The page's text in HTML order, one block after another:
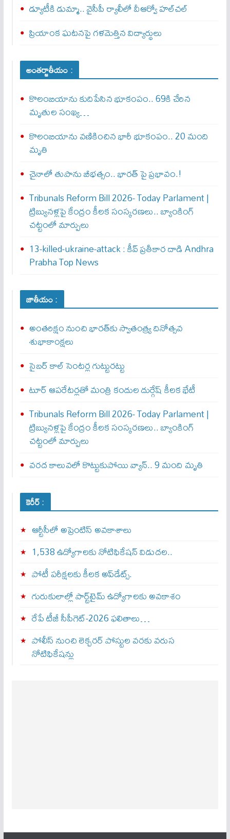
డ్యూటీకి డుమ్మా.. వైసీపీ ర్యాలీలో వీఆర్వో హల్‌చల్‌
ప్రియాంక ఘటనపై గళమెత్తిన విద్యార్థులు
అంతర్జాతీయం :
కొలంబియాను కుదిపేసిన భూకంపం.. 69కి చేరిన
మృతుల సంఖ్య…
కొలంబియాను వణికించిన భారీ భూకంపం.. 20 మంది
మృతి
చైనాలో తుపాను బీభత్సం.. భార‌త్ పై ప్ర‌భావం.!
Tribunals Reform Bill 2026- Today Parlament |
ట్రిబ్యునళ్లపై కేంద్రం కీలక సంస్కరణలు.. బ్యాంకింగ్
చట్టంలో మార్పులు
13-killed-ukraine-attack : కీవ్ ప్ర‌తీకార దాడి Andhra
Prabha Top News
జాతీయం :
అంతరిక్షం నుంచి భారత్‌కు స్వాతంత్ర్య దినోత్సవ
శుభాకాంక్షలు
సైబర్‌ కాల్‌ సెంటర్ల గుట్టురట్టు
టూర్ ఆపరేటర్లతో మంత్రి కందుల దుర్గేష్‌ కీలక భేటీ
Tribunals Reform Bill 2026- Today Parlament |
ట్రిబ్యునళ్లపై కేంద్రం కీలక సంస్కరణలు.. బ్యాంకింగ్
చట్టంలో మార్పులు
వరద కాలువలో కొట్టుకుపోయి వ్యాన్‌.. 9 మంది మృతి
కెరీర్ :
ఆర్టీసీలో అప్రెంటిస్‌ అవకాశాలు
1,538 ఉద్యోగాలకు నోటిఫికేషన్ విడుదల..
పోటీ పరీక్షలకు కీలక అప్‌డేట్స్.
గురుకులాల్లో పార్ట్‌టైమ్ ఉద్యోగాలకు అవకాశం
రేపే టీజీ సీపీగెట్‌-2026 ఫలితాలు…
పోలీస్ నుంచి లెక్చరర్ పోస్టుల వరకు వరుస
నోటిఫికేషన్లు